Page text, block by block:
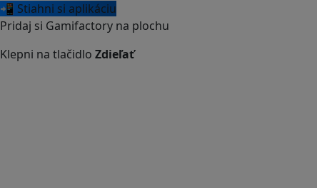
📲 Stiahni si aplikáciu
Pridaj si Gamifactory na plochu
Klepni na tlačidlo Zdieľať